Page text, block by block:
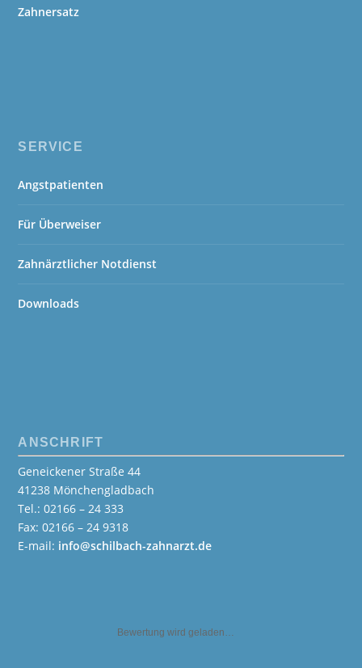
Zahnersatz
SERVICE
Angstpatienten
Für Überweiser
Zahnärztlicher Notdienst
Downloads
ANSCHRIFT
Geneickener Straße 44
41238 Mönchengladbach
Tel.: 02166 – 24 333
Fax: 02166 – 24 9318
E-mail: info@schilbach-zahnarzt.de
Bewertung wird geladen…